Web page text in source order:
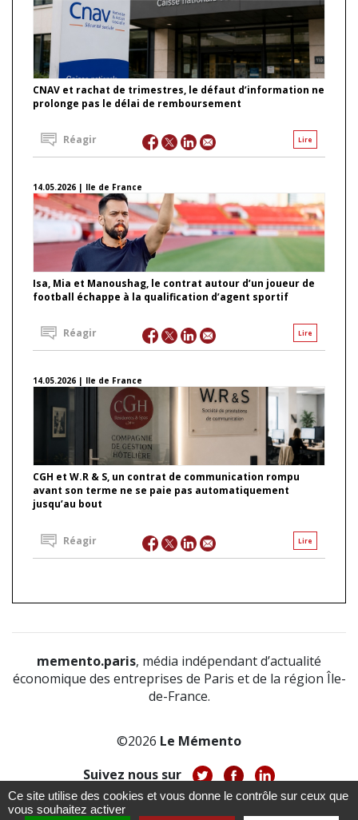
CNAV et rachat de trimestres, le défaut d’information ne
prolonge pas le délai de remboursement
Lire
Réagir
14.05.2026 | Ile de France
Isa, Mia et Manoushag, le contrat autour d’un joueur de
football échappe à la qualification d’agent sportif
Lire
Réagir
14.05.2026 | Ile de France
CGH et W.R & S, un contrat de communication rompu
avant son terme ne se paie pas automatiquement
jusqu’au bout
Lire
Réagir
memento.paris, média indépendant d’actualité
économique des entreprises de Paris et de la région Île-
de-France.
©2026 Le Mémento
Suivez nous sur
À propos-Notice légale
Ce site utilise des cookies et vous donne le contrôle sur ceux que
vous souhaitez activer